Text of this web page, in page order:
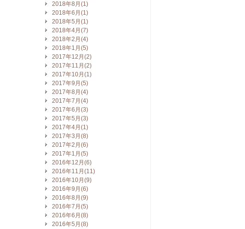
2018年8月(1)
2018年6月(1)
2018年5月(1)
2018年4月(7)
2018年2月(4)
2018年1月(5)
2017年12月(2)
2017年11月(2)
2017年10月(1)
2017年9月(5)
2017年8月(4)
2017年7月(4)
2017年6月(3)
2017年5月(3)
2017年4月(1)
2017年3月(8)
2017年2月(6)
2017年1月(5)
2016年12月(6)
2016年11月(11)
2016年10月(9)
2016年9月(6)
2016年8月(9)
2016年7月(5)
2016年6月(8)
2016年5月(8)